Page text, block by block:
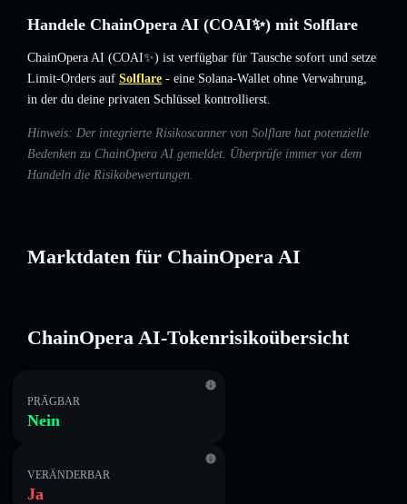
Handele ChainOpera AI (COAI✨) mit Solflare
ChainOpera AI (COAI✨) ist verfügbar für Tausche sofort und setze
Limit-Orders auf Solflare - eine Solana-Wallet ohne Verwahrung,
in der du deine privaten Schlüssel kontrollierst.
Hinweis: Der integrierte Risikoscanner von Solflare hat potenzielle
Bedenken zu ChainOpera AI gemeldet. Überprüfe immer vor dem
Handeln die Risikobewertungen.
Marktdaten für ChainOpera AI
ChainOpera AI-Tokenrisikoübersicht
PRÄGBAR
Nein
VERÄNDERBAR
Ja